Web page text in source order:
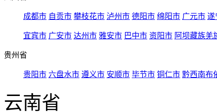
成都市 自贡市 攀枝花市 泸州市 德阳市 绵阳市 广元市 遂
宜宾市 广安市 达州市 雅安市 巴中市 资阳市 阿坝藏族羌
贵州省
贵阳市 六盘水市 遵义市 安顺市 毕节市 铜仁市 黔西南布
云南省